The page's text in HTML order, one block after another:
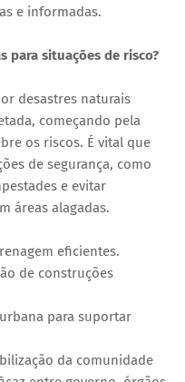
e informadas.
para situações de risco?
desastres naturais
começando pela
os riscos. É vital que
de segurança, como
e evitar
áreas alagadas.
eficientes.
de construções
para suportar
da comunidade